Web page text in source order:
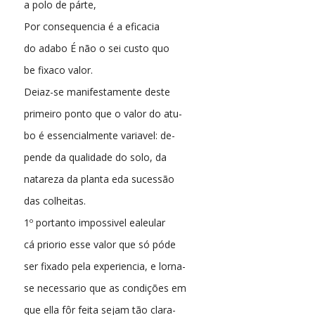
a polo de párte,
Por consequencia é a eficacia
do adabo É não o sei custo quo
be fixaco valor.
Deiaz-se manifestamente deste
primeiro ponto que o valor do atu-
bo é essencialmente variavel: de-
pende da qualidade do solo, da
natareza da planta eda sucessão
das colheitas.
1º portanto impossivel ealeular
cá priorio esse valor que só póde
ser fixado pela experiencia, e lorna-
se necessario que as condições em
que ella fôr feita sejam tão clara-